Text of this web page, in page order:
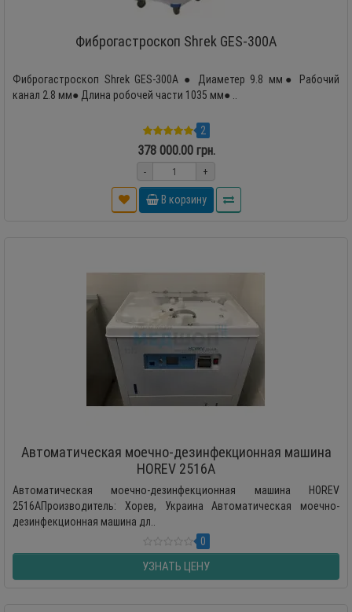
Фиброгастроскоп Shrek GES-300A
Фиброгастроскоп Shrek GES-300A ● Диаметер 9.8 мм● Рабочий
канал 2.8 мм● Длина робочей части 1035 мм● ..
2
378 000.00 грн.
- +
В корзину
Автоматическая моечно-дезинфекционная машина
HOREV 2516A
Автоматическая моечно-дезинфекционная машина HOREV
2516AПроизводитель: Хорев, Украина Автоматическая моечно-
дезинфекционная машина дл..
0
УЗНАТЬ ЦЕНУ